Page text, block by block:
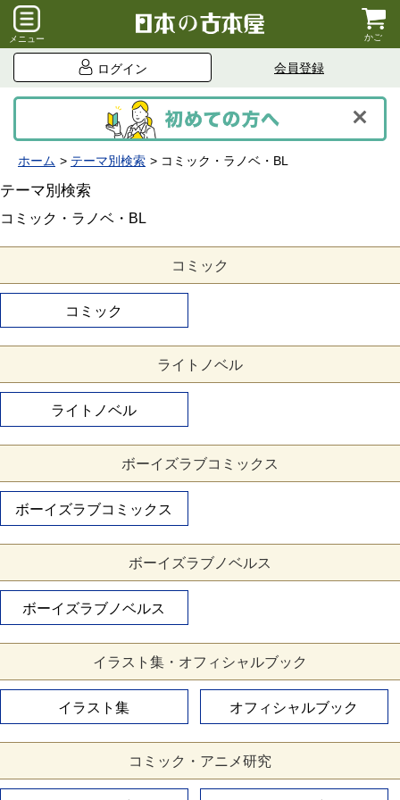
メニュー かご
ログイン 会員登録
ホーム テーマ別検索 コミック・ラノベ・BL
テーマ別検索
コミック・ラノベ・BL
コミック
コミック
ライトノベル
ライトノベル
ボーイズラブコミックス
ボーイズラブコミックス
ボーイズラブノベルス
ボーイズラブノベルス
イラスト集・オフィシャルブック
イラスト集 オフィシャルブック
コミック・アニメ研究